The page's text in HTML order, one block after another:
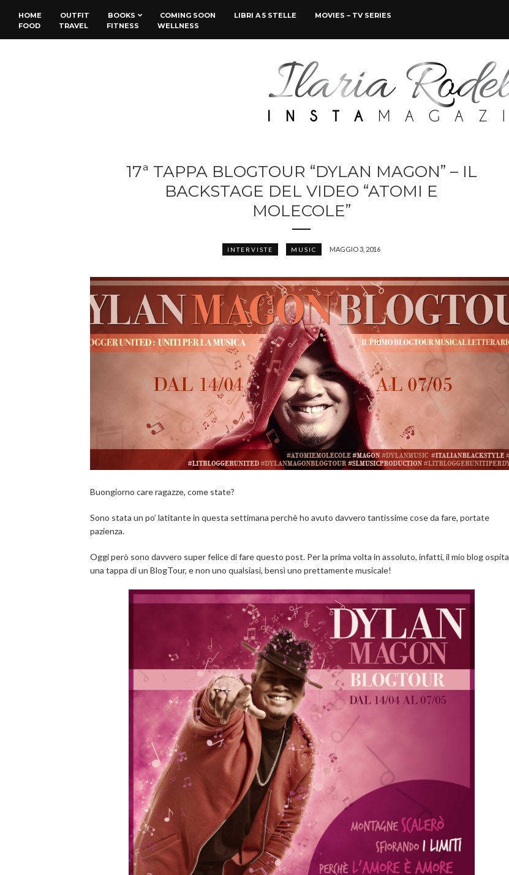
HOME OUTFIT BOOKS COMING SOON LIBRI A 5 STELLE
MOVIES – TV SERIES
FOOD
TRAVEL FITNESS WELLNESS
17ª TAPPA BLOGTOUR “DYLAN MAGON” – IL
BACKSTAGE DEL VIDEO “ATOMI E
MOLECOLE”
INTERVISTE MUSIC MAGGIO 3, 2016
Buongiorno care ragazze, come state?
Sono stata un po’ latitante in questa settimana perchè ho avuto davvero tantissime cose da fare, portate
pazienza.
Oggi però sono davvero super felice di fare questo post. Per la prima volta in assoluto, infatti, il mio blog ospita
una tappa di un BlogTour, e non uno qualsiasi, bensì uno prettamente musicale!